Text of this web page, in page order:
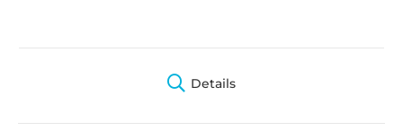
Details